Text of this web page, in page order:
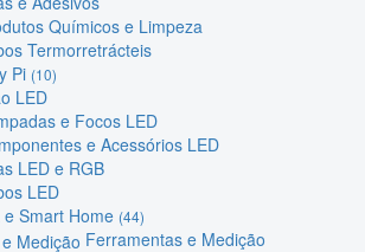
Químicos e Limpeza
Termorretrácteis
Pi (10)
LED
e Focos LED
e Acessórios LED
LED e RGB
LED
e Smart Home (44)
Ferramentas e Medição